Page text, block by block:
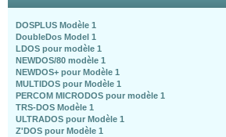
DOSPLUS Modèle 1
DoubleDos Model 1
LDOS pour modèle 1
NEWDOS/80 modèle 1
NEWDOS+ pour Modèle 1
MULTIDOS pour Modèle 1
PERCOM MICRODOS pour modèle 1
TRS-DOS Modèle 1
ULTRADOS pour Modèle 1
Z'DOS pour Modèle 1